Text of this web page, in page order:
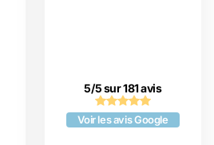
5/5 sur 181 avis
Voir les avis Google